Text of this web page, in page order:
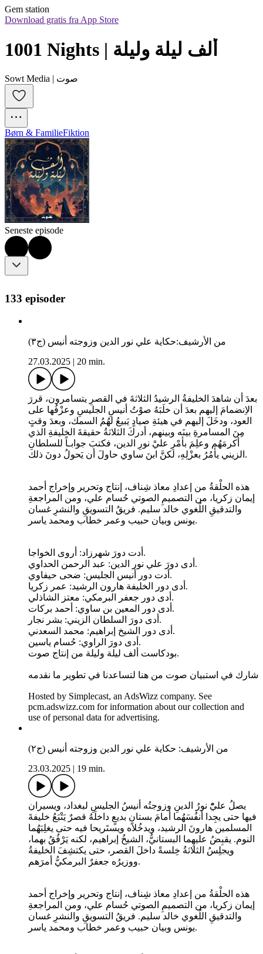
Gem station
Download gratis fra App Store
1001 Nights | ألف ليلة وليلة
Sowt Media | صوت
Børn & FamilieFiktion
Seneste episode
133 episoder
من الأرشيف:حكاية علي نور الدين وزوجته أنيس (ج٣)
27.03.2025
20 min.
بعدَ أن شاهدَ الخليفةُ الرشيدُ الثلاثةَ في القصرِ يتسامرون، قررَ
الاِنضمامَ إليهم بعدَ أن خلَبَهُ صوْتُ أنيسِ الجليسِ وعزْفُها على
العود، ودخَلَ إليهم في هيئةِ صيادٍ يَبيعُ لهُمُ السمك، وبعدَ وقتٍ
مِنَ المسامرةِ بينَه وبينهم، أدركَ الثلاثةُ حقيقةَ الخليفةِ الذي
أكرمَهُم وعلِمَ بأمْرِ عليْ نورِ الدين، فكتبَ جوابـاً للسلطانِ
الزيني يأمُرُ بعزْلِهِ، لكنَّ ابنَ ساوي حاولَ أن يَحولُ دونَ ذلك.
هذه الحلْقةُ من إعدادِ معاذ شِناف، إنتاج وتحرير وإخراج أحمد
إيمان زكريا، من التصميمِ الصوتي حُسام علي، ومن المراجعةِ
والتدقيقِ اللُغوي خالد سليم. فريقُ التسويقِ والنشرِ غسان
يونس وبيان حبيب وعمر خطاب ومحمد ياسر.
أدت دورَ شهرزاد: أروى الخواجا.
أدى دورَ علي نور الدين: عبد الرحمن الحداوي.
أدت دور أنيس الجليس: ضحى حيفاوي.
أدى دور الخليفة هارون الرشيد: عمر زكريا.
أدى دور جعفر البرمكي: معتز الشاذلي.
أدى دور المعين بن ساوي: أحمد بركات.
أدى دورَ السلطان الزيني: بشر نجار.
أدى دور الشيخ إبراهيم: محمد السعدني.
أدى دورَ الراوي: حُسام ياسين.
بودكاست ألف ليلة وليلة من إنتاج صوت.
شارك في استبيان صوت من هنا لتساعدنا في تطوير ما نقدمه
Hosted by Simplecast, an AdsWizz company. See
pcm.adswizz.com for information about our collection and
use of personal data for advertising.
من الأرشيف: حكاية علي نور الدين وزوجته أنيس (ج٢)
23.03.2025
19 min.
يصلُ عليّْ نورُ الدينِ وزوجتُه أنيسُ الجليسِ لبغداد، ويسيران
فيها حتى يجِدا أنفُسَهُما أمامَ بستانٍ بديعٍ داخلَهُ قصرٌ يَتْبَعُ خليفةَ
المسلمين هارونَ الرشيد، ويدخُلاه ويستَريحا فيه حتى يغلِبَهُما
النوم. يقبِضُ عليهِما البستانيُّ، الشيخُ إبراهيم، لكنه يَرْفُقُ بهما،
ويجلِسُ الثلاثةُ خِلسةً داخلَ القصر، حتى يكتشِفَ الخليفةُ
ووزيرُه جعفرٌ البرمكيُّ أمرَهم.
هذه الحلْقةُ من إعدادِ معاذ شِناف، إنتاج وتحرير وإخراج أحمد
إيمان زكريا، من التصميمِ الصوتي حُسام علي، ومن المراجعةِ
والتدقيقِ اللُغوي خالد سليم. فريقُ التسويقِ والنشرِ غسان
يونس وبيان حبيب وعمر خطاب ومحمد ياسر.